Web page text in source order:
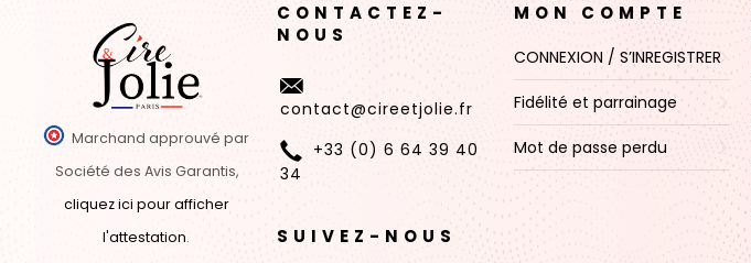
Marchand approuvé par
Société des Avis Garantis,
cliquez ici pour afficher
l'attestation.
CONTACTEZ-
NOUS
contact@cireetjolie.fr
+33 (0) 6 64 39 40
34
SUIVEZ-NOUS
MON COMPTE
CONNEXION / S’INREGISTRER
Fidélité et parrainage
Mot de passe perdu